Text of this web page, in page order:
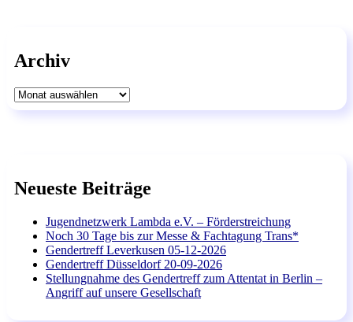
Archiv
Archiv
Neueste Beiträge
Jugendnetzwerk Lambda e.V. – Förderstreichung
Noch 30 Tage bis zur Messe & Fachtagung Trans*
Gendertreff Leverkusen 05-12-2026
Gendertreff Düsseldorf 20-09-2026
Stellungnahme des Gendertreff zum Attentat in Berlin –
Angriff auf unsere Gesellschaft